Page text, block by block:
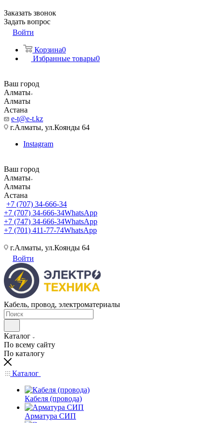
Заказать звонок
Задать вопрос
Войти
Корзина0
Избранные товары0
Ваш город
Алматы
Алматы
Астана
e-t@e-t.kz
г.Алматы, ул.Коянды 64
Instagram
Ваш город
Алматы
Алматы
Астана
+7 (707) 34-666-34
+7 (707) 34-666-34WhatsApp
+7 (747) 34-666-34WhatsApp
+7 (701) 411-77-74WhatsApp
г.Алматы, ул.Коянды 64
Войти
Кабель, провод, электроматериалы
Каталог
По всему сайту
По каталогу
Каталог
Кабеля (провода)
Арматура СИП